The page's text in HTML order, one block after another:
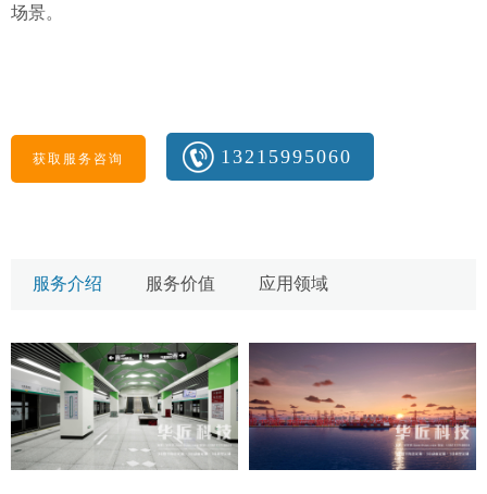
场景。
获取服务咨询 13215995060
服务介绍 服务价值 应用领域